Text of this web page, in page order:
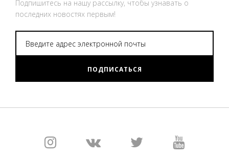
Подпишитесь на нашу рассылку, чтобы узнавать о
последних новостях первым!
ПОДПИСАТЬСЯ